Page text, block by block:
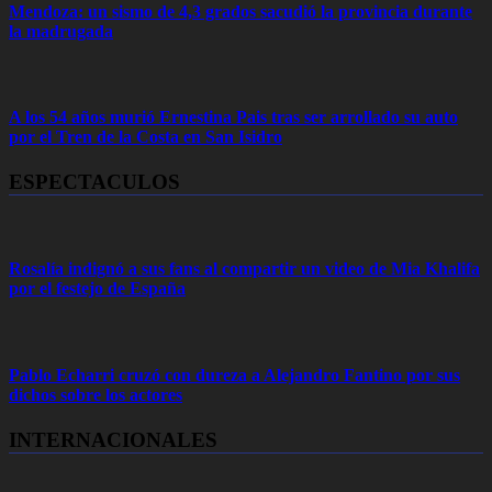
Mendoza: un sismo de 4,3 grados sacudió la provincia durante
la madrugada
A los 54 años murió Ernestina Pais tras ser arrollado su auto
por el Tren de la Costa en San Isidro
ESPECTACULOS
Rosalía indignó a sus fans al compartir un video de Mia Khalifa
por el festejo de España
Pablo Echarri cruzó con dureza a Alejandro Fantino por sus
dichos sobre los actores
INTERNACIONALES